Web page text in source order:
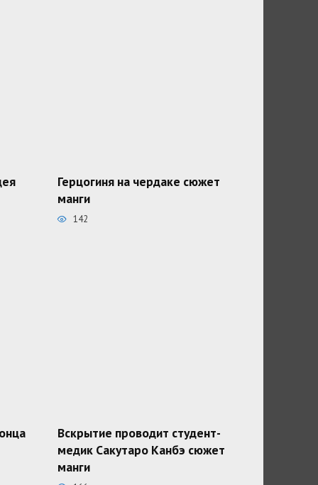
Герцогиня на чердаке сюжет
манги
142
Вскрытие проводит студент-
медик Сакутаро Канбэ сюжет
манги